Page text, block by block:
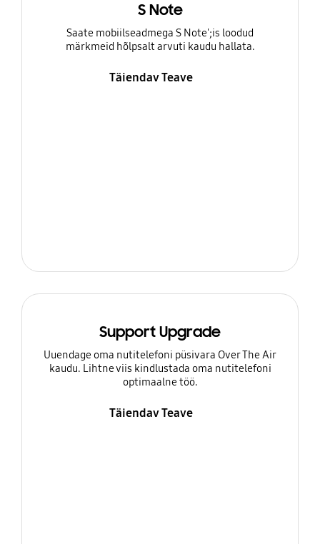
S Note
Saate mobiilseadmega S Note';is loodud
märkmeid hõlpsalt arvuti kaudu hallata.
Täiendav Teave
Support Upgrade
Uuendage oma nutitelefoni püsivara Over The Air
kaudu. Lihtne viis kindlustada oma nutitelefoni
optimaalne töö.
Täiendav Teave